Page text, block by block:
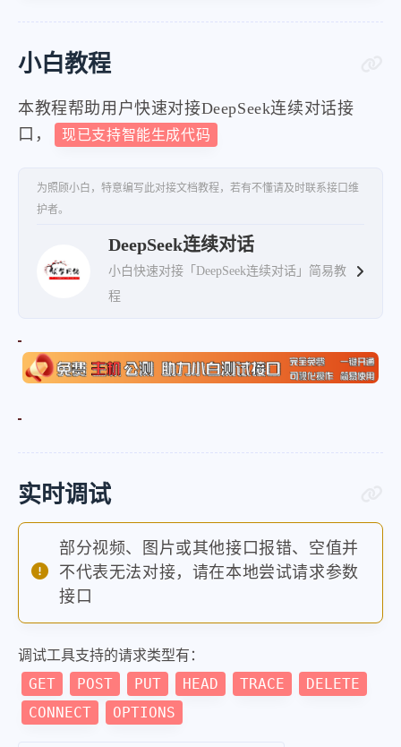
小白教程
本教程帮助用户快速对接DeepSeek连续对话接
口，
现已支持智能生成代码
为照顾小白，特意编写此对接文档教程，若有不懂请及时联系接口维
护者。
DeepSeek连续对话
小白快速对接「DeepSeek连续对话」简易教
程
实时调试
部分视频、图片或其他接口报错、空值并
不代表无法对接，请在本地尝试请求参数
接口
调试工具支持的请求类型有：
GET POST PUT HEAD TRACE
DELETE
CONNECT
OPTIONS